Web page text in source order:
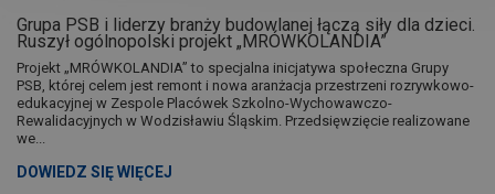
Grupa PSB i liderzy branży budowlanej łączą siły dla dzieci.
Ruszył ogólnopolski projekt „MRÓWKOLANDIA”
Projekt „MRÓWKOLANDIA” to specjalna inicjatywa społeczna Grupy
PSB, której celem jest remont i nowa aranżacja przestrzeni rozrywkowo-
edukacyjnej w Zespole Placówek Szkolno-Wychowawczo-
Rewalidacyjnych w Wodzisławiu Śląskim. Przedsięwzięcie realizowane
we...
DOWIEDZ SIĘ WIĘCEJ